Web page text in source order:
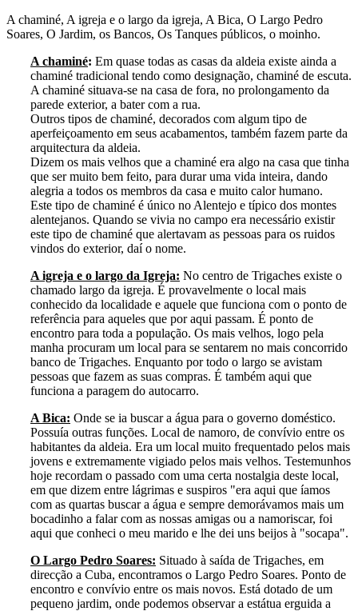
A chaminé, A igreja e o largo da igreja, A Bica, O Largo Pedro
Soares, O Jardim, os Bancos, Os Tanques públicos, o moinho.
A chaminé: Em quase todas as casas da aldeia existe ainda a
chaminé tradicional tendo como designação, chaminé de escuta.
A chaminé situava-se na casa de fora, no prolongamento da
parede exterior, a bater com a rua.
Outros tipos de chaminé, decorados com algum tipo de
aperfeiçoamento em seus acabamentos, também fazem parte da
arquitectura da aldeia.
Dizem os mais velhos que a chaminé era algo na casa que tinha
que ser muito bem feito, para durar uma vida inteira, dando
alegria a todos os membros da casa e muito calor humano.
Este tipo de chaminé é único no Alentejo e típico dos montes
alentejanos. Quando se vivia no campo era necessário existir
este tipo de chaminé que alertavam as pessoas para os ruidos
vindos do exterior, daí o nome.
A igreja e o largo da Igreja: No centro de Trigaches existe o
chamado largo da igreja. É provavelmente o local mais
conhecido da localidade e aquele que funciona com o ponto de
referência para aqueles que por aqui passam. É ponto de
encontro para toda a população. Os mais velhos, logo pela
manha procuram um local para se sentarem no mais concorrido
banco de Trigaches. Enquanto por todo o largo se avistam
pessoas que fazem as suas compras. É também aqui que
funciona a paragem do autocarro.
A Bica: Onde se ia buscar a água para o governo doméstico.
Possuía outras funções. Local de namoro, de convívio entre os
habitantes da aldeia. Era um local muito frequentado pelos mais
jovens e extremamente vigiado pelos mais velhos. Testemunhos
hoje recordam o passado com uma certa nostalgia deste local,
em que dizem entre lágrimas e suspiros "era aqui que íamos
com as quartas buscar a água e sempre demorávamos mais um
bocadinho a falar com as nossas amigas ou a namoriscar, foi
aqui que conheci o meu marido e lhe dei uns beijos à "socapa".
O Largo Pedro Soares: Situado à saída de Trigaches, em
direcção a Cuba, encontramos o Largo Pedro Soares. Ponto de
encontro e convívio entre os mais novos. Está dotado de um
pequeno jardim, onde podemos observar a estátua erguida a